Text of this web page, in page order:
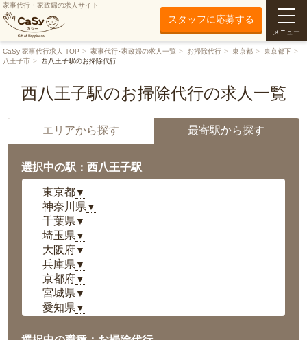
家事代行・家政婦の求人サイト
スタッフに応募する
メニュー
CaSy 家事代行求人 TOP 家事代行･家政婦の求人一覧 お掃除代行 東京都
東京都下
八王子市
西八王子駅のお掃除代行
西八王子駅のお掃除代行の求人一覧
エリアから探す 最寄駅から探す
選択中の駅：西八王子駅
東京都▼
神奈川県 ▼
千葉県 ▼
埼玉県 ▼
大阪府▼
兵庫県 ▼
京都府▼
宮城県 ▼
愛知県 ▼
岡山県▼